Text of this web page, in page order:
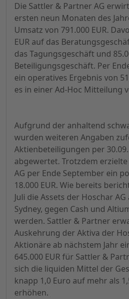
Die Sattler & Partner AG
ersten neun Monaten des
Umsatz von 791.000 EUR.
EUR auf das
das Tagungsgeschäft und
Beteiligungsgeschäft. Per
ein operatives Ergebnis von
es in einer Ad-Hoc Mitteilung
Aufgrund der anhaltend
wurden weiteren Angaben
Aktienbeteiligungen per
abgewertet. Trotzdem
AG per Ende September ein
18.000 EUR. Wie bereits
Juli die Assets der Hoschar
Sydney, gegen Cash und
werden. Sattler & Partner
Auskehrung der Aktiva der
Aktionäre ab nächstem Jahr
645.000 EUR für Sattler &
sich die liquiden Mittel der
knapp 1,0 Euro auf mehr als
erhöhen.